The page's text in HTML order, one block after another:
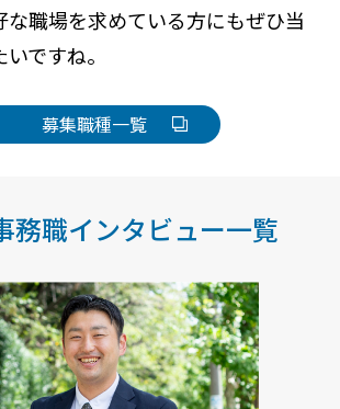
な職場を求めている方にもぜひ当
ですね。
募集職種一覧
務職インタビュー一覧